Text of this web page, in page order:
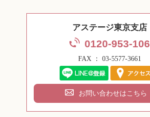
アステージ東京支店
0120-953-106
FAX ： 03-5577-3661
お問い合わせはこちら